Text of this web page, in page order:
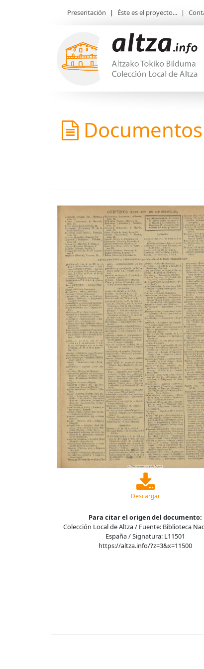
Presentación | Éste es el proyecto... |
Descargar
Para citar el origen del documento:
Colección Local de Altza / Fuente: Biblioteca
España / Signatura: L11501
https://altza.info/?z=3&x=11500